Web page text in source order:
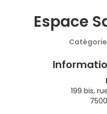
Espace
199 bis,